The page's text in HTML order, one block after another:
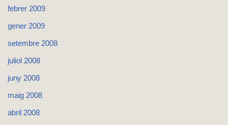
febrer 2009
gener 2009
setembre 2008
juliol 2008
juny 2008
maig 2008
abril 2008